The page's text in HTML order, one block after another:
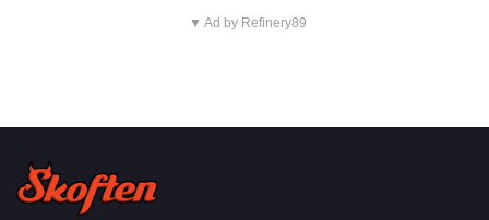
▼ Ad by Refinery89